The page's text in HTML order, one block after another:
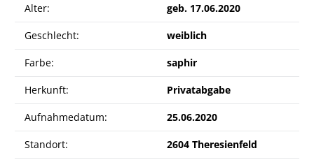
Alter: geb. 17.06.2020
Geschlecht: weiblich
Farbe: saphir
Herkunft: Privatabgabe
Aufnahmedatum: 25.06.2020
Standort: 2604 Theresienfeld